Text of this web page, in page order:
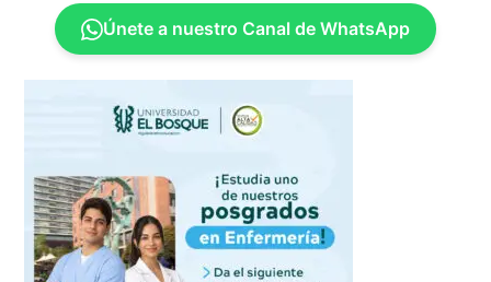
Únete a nuestro Canal de WhatsApp